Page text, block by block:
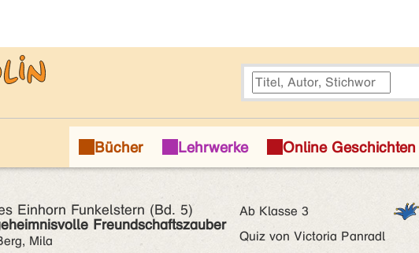
Einhorn Funkelstern (Bd. 5)
Freundschaftszauber
Mila
Ab Klasse 3
Quiz von Victoria Panradl